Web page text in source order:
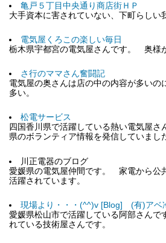
亀戸５丁目中央通り商店街ＨＰ
大手資本に害されていない、下町らしい
電気屋くろこの楽しい毎日
栃木県宇都宮の電気屋さんです。 奥様
さ行のママさん奮闘記
電気屋の奥さんは店の中の内容が多いの
多い。
松電サービス
四国香川県で活躍している熱い電気屋さ
県のボランティア情報を発信していまし
川正電器のブログ
愛媛県の電気屋仲間です。 家電から公
活躍されています。
現場より・・・(^^)v [Blog] (有)アベ
愛媛県松山市で活躍している阿部さん
れている技術屋さんです。